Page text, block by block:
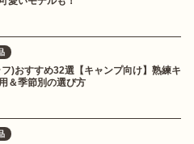
)おすすめ32選【キャンプ向け】熟練キ
＆季節別の選び方